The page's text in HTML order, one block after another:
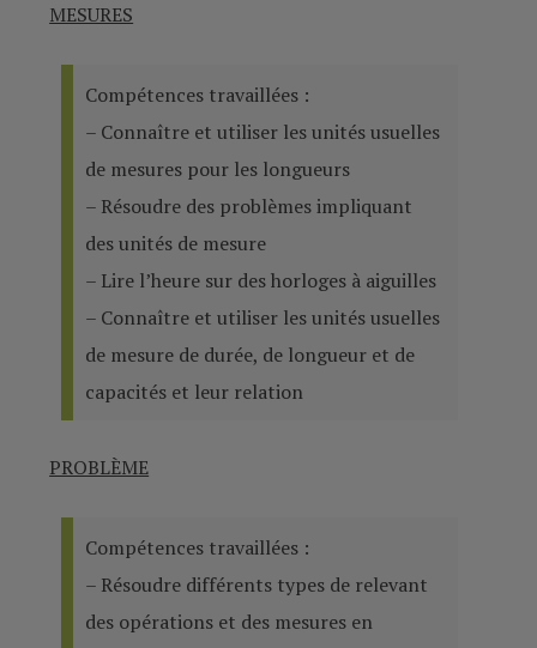
MESURES
Compétences travaillées :
– Connaître et utiliser les unités usuelles
de mesures pour les longueurs
– Résoudre des problèmes impliquant
des unités de mesure
– Lire l’heure sur des horloges à aiguilles
– Connaître et utiliser les unités usuelles
de mesure de durée, de longueur et de
capacités et leur relation
PROBLÈME
Compétences travaillées :
– Résoudre différents types de relevant
des opérations et des mesures en